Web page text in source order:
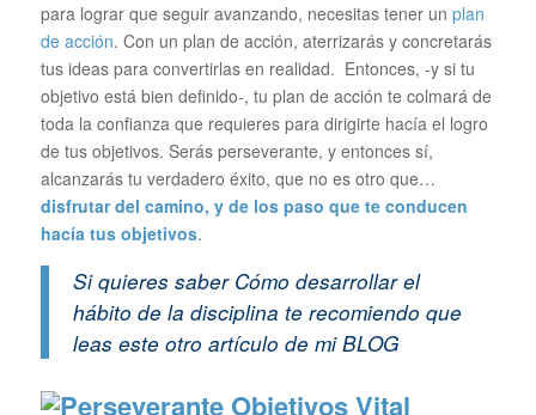
para lograr que seguir avanzando, necesitas tener un plan
de acción. Con un plan de acción, aterrizarás y concretarás
tus ideas para convertirlas en realidad. Entonces, -y si tu
objetivo está bien definido-, tu plan de acción te colmará de
toda la confianza que requieres para dirigirte hacía el logro
de tus objetivos. Serás perseverante, y entonces sí,
alcanzarás tu verdadero éxito, que no es otro que…
disfrutar del camino, y de los paso que te conducen
hacía tus objetivos.
Si quieres saber Cómo desarrollar el
hábito de la disciplina te recomiendo que
leas este otro artículo de mi BLOG